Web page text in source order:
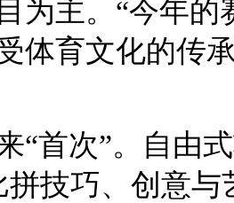
为主。“今年
体育文化的传
“首次”。自由
拼技巧、创意